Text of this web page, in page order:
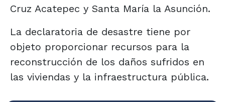
Cruz Acatepec y Santa María la Asunción.
La declaratoria de desastre tiene por
objeto proporcionar recursos para la
reconstrucción de los daños sufridos en
las viviendas y la infraestructura pública.